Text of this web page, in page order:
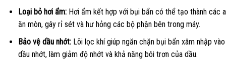
Loại bỏ hơi ẩm:Hơi ẩm kết hợp với bụi bẩn có thể tạo thành các
ăn mòn, gây rỉ sét và hư hỏng các bộ phận bên trong máy.
Bảo vệ dầu nhớt:Lõi lọc khí giúp ngăn chặn bụi bẩn xâm nhập vào
dầu nhớt, làm giảm độ nhớt và khả năng bôi trơn của dầu.